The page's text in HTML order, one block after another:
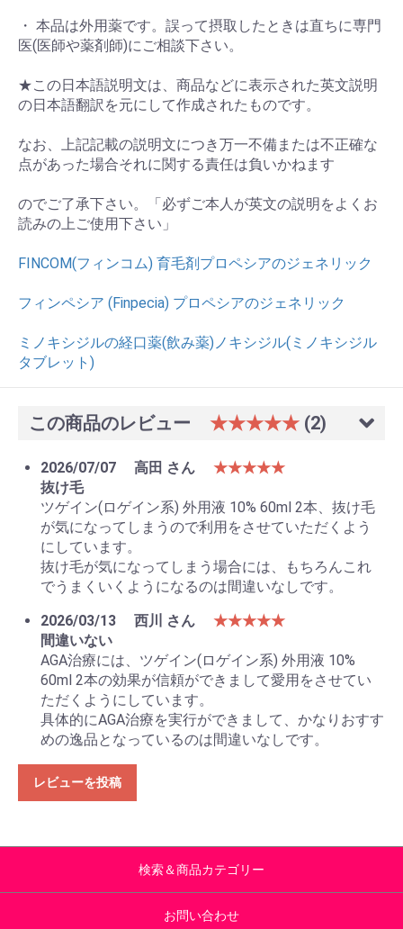
・ 本品は外用薬です。誤って摂取したときは直ちに専門
医(医師や薬剤師)にご相談下さい。
★この日本語説明文は、商品などに表示された英文説明
の日本語翻訳を元にして作成されたものです。
なお、上記記載の説明文につき万一不備または不正確な
点があった場合それに関する責任は負いかねます
のでご了承下さい。「必ずご本人が英文の説明をよくお
読みの上ご使用下さい」
FINCOM(フィンコム) 育毛剤プロペシアのジェネリック
フィンペシア (Finpecia) プロペシアのジェネリック
ミノキシジルの経口薬(飲み薬)ノキシジル(ミノキシジル
タブレット)
この商品のレビュー ★★★★★ (2)
2026/07/07 高田 さん
★★★★★
抜け毛
ツゲイン(ロゲイン系) 外用液 10% 60ml 2本、抜け毛
が気になってしまうので利用をさせていただくよう
にしています。
抜け毛が気になってしまう場合には、もちろんこれ
でうまくいくようになるのは間違いなしです。
2026/03/13
西川 さん
★★★★★
間違いない
AGA治療には、ツゲイン(ロゲイン系) 外用液 10%
60ml 2本の効果が信頼ができまして愛用をさせてい
ただくようにしています。
具体的にAGA治療を実行ができまして、かなりおすす
めの逸品となっているのは間違いなしです。
レビューを投稿
検索＆商品カテゴリー
お問い合わせ